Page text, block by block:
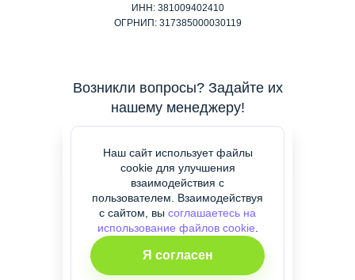
Наш сайт использует файлы
cookie для улучшения
взаимодействия с
пользователем. Взаимодействуя
с сайтом, вы соглашаетесь на
использование файлов cookie
Я согласен
ИНН: 381009402410
ОГРНИП: 317385000030119
Возникли вопросы? Задайте их
нашему менеджеру!
СВЯЗАТЬСЯ
С МЕНЕДЖЕРОМ
Политика конфиденциальности
Договор оферты